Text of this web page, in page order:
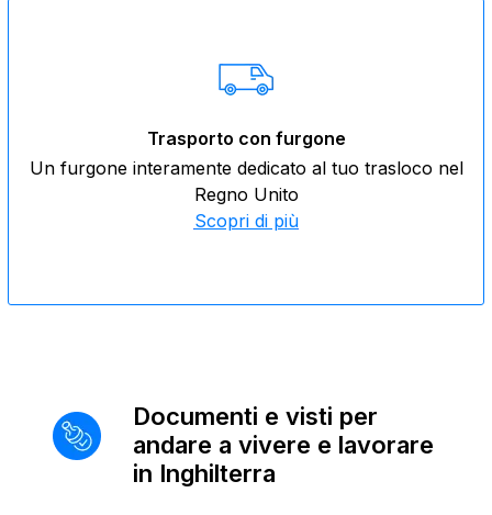
Trasporto con furgone
Un furgone interamente dedicato al tuo trasloco nel
Regno Unito
Scopri di più
Documenti e visti per
andare a vivere e lavorare
in Inghilterra